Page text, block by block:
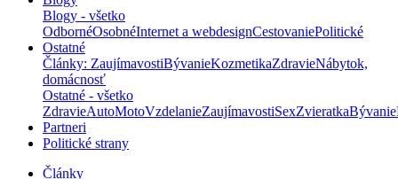
Blogy - všetko
OdbornéOsobnéInternet a webdesignCestovaniePolitické
Ostatné
Články: ZaujímavostiBývanieKozmetikaZdravieNábytok,
domácnosť
Ostatné - všetko
ZdravieAutoMotoVzdelanieZaujímavostiSexZvieratkaBývanie
Partneri
Politické strany
Články